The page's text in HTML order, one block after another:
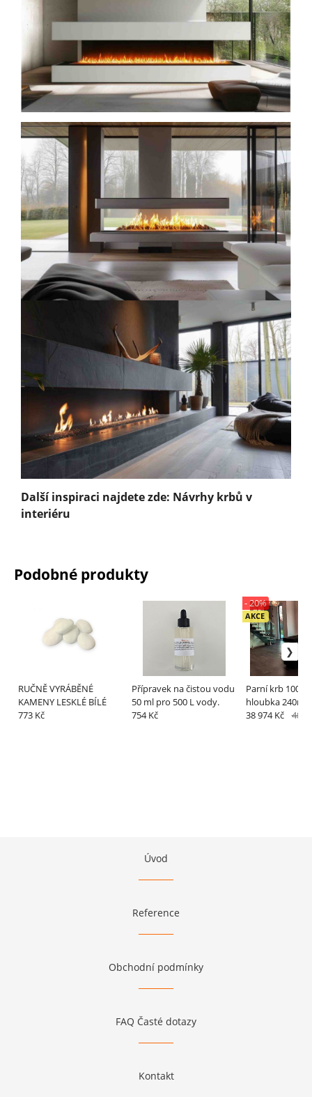
Další inspiraci najdete zde: Návrhy krbů v
interiéru
Podobné produkty
RUČNĚ VYRÁBĚNÉ
KAMENY LESKLÉ BÍLÉ
773 Kč
Přípravek na čistou vodu
50 ml pro 500 L vody.
754 Kč
Parní krb 1000
hloubka
AKCE
- 20%
38 974 Kč 48
Úvod
Reference
Obchodní podmínky
FAQ Časté dotazy
Kontakt